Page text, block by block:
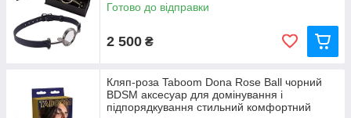
Готово до відправки
2 500 ₴
Кляп-роза Taboom Dona Rose Ball чорний
BDSM аксесуар для домінування і
підпорядкування стильний комфортний